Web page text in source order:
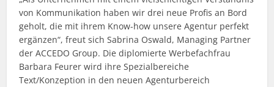
von Kommunikation haben wir drei neue Profis an Bord
geholt, die mit ihrem Know-how unsere Agentur perfekt
ergänzen“, freut sich Sabrina Oswald, Managing Partner
der ACCEDO Group. Die diplomierte Werbefachfrau
Barbara Feurer wird ihre Spezialbereiche
Text/Konzeption in den neuen Agenturbereich